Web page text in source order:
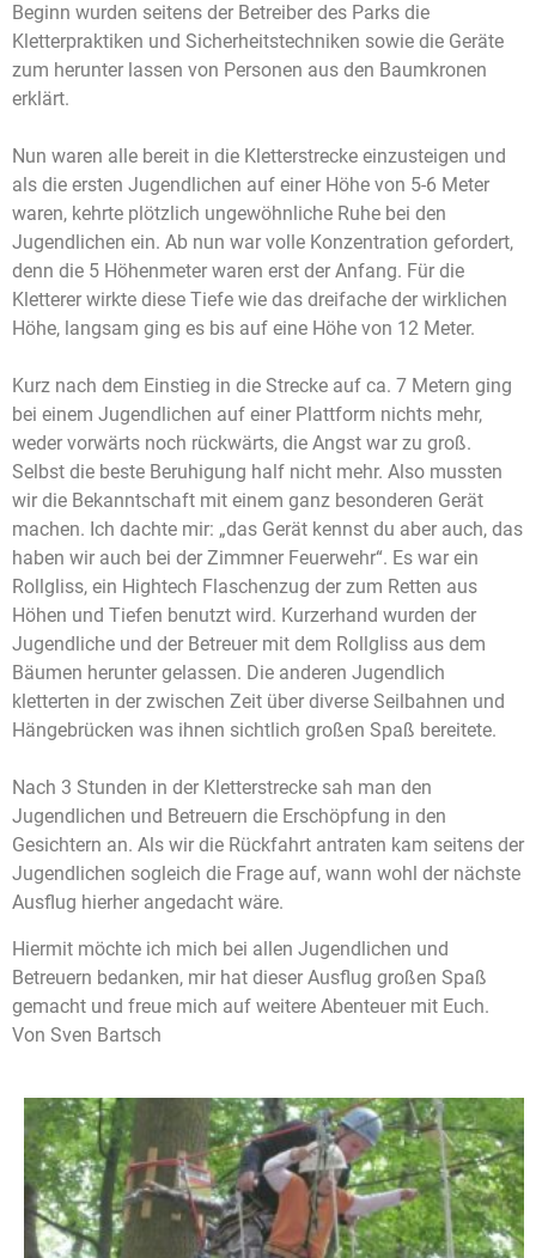
Beginn wurden seitens der Betreiber des Parks die
Kletterpraktiken und Sicherheitstechniken sowie die Geräte
zum herunter lassen von Personen aus den Baumkronen
erklärt.
Nun waren alle bereit in die Kletterstrecke einzusteigen und
als die ersten Jugendlichen auf einer Höhe von 5-6 Meter
waren, kehrte plötzlich ungewöhnliche Ruhe bei den
Jugendlichen ein. Ab nun war volle Konzentration gefordert,
denn die 5 Höhenmeter waren erst der Anfang. Für die
Kletterer wirkte diese Tiefe wie das dreifache der wirklichen
Höhe, langsam ging es bis auf eine Höhe von 12 Meter.
Kurz nach dem Einstieg in die Strecke auf ca. 7 Metern ging
bei einem Jugendlichen auf einer Plattform nichts mehr,
weder vorwärts noch rückwärts, die Angst war zu groß.
Selbst die beste Beruhigung half nicht mehr. Also mussten
wir die Bekanntschaft mit einem ganz besonderen Gerät
machen. Ich dachte mir: „das Gerät kennst du aber auch, das
haben wir auch bei der Zimmner Feuerwehr“. Es war ein
Rollgliss, ein Hightech Flaschenzug der zum Retten aus
Höhen und Tiefen benutzt wird. Kurzerhand wurden der
Jugendliche und der Betreuer mit dem Rollgliss aus dem
Bäumen herunter gelassen. Die anderen Jugendlich
kletterten in der zwischen Zeit über diverse Seilbahnen und
Hängebrücken was ihnen sichtlich großen Spaß bereitete.
Nach 3 Stunden in der Kletterstrecke sah man den
Jugendlichen und Betreuern die Erschöpfung in den
Gesichtern an. Als wir die Rückfahrt antraten kam seitens der
Jugendlichen sogleich die Frage auf, wann wohl der nächste
Ausflug hierher angedacht wäre.
Hiermit möchte ich mich bei allen Jugendlichen und
Betreuern bedanken, mir hat dieser Ausflug großen Spaß
gemacht und freue mich auf weitere Abenteuer mit Euch.
Von Sven Bartsch